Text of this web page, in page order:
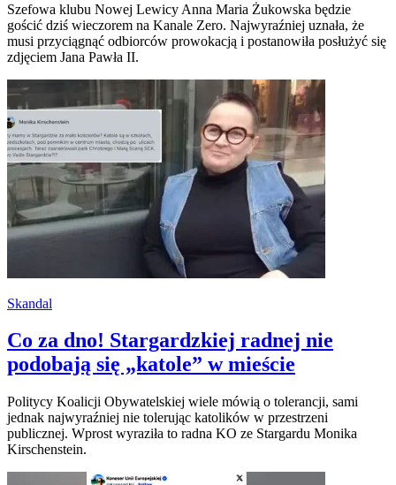
Szefowa klubu Nowej Lewicy Anna Maria Żukowska będzie
gościć dziś wieczorem na Kanale Zero. Najwyraźniej uznała, że
musi przyciągnąć odbiorców prowokacją i postanowiła posłużyć się
zdjęciem Jana Pawła II.
Skandal
Co za dno! Stargardzkiej radnej nie
podobają się „katole” w mieście
Politycy Koalicji Obywatelskiej wiele mówią o tolerancji, sami
jednak najwyraźniej nie tolerując katolików w przestrzeni
publicznej. Wprost wyraziła to radna KO ze Stargardu Monika
Kirschenstein.